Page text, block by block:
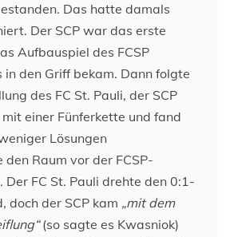
Das hatte damals
Der SCP war das erste
Aufbauspiel des FCSP
den Griff bekam. Dann folgte
des FC St. Pauli, der SCP
einer Fünferkette und fand
Lösungen
Raum vor der FCSP-
Der FC St. Pauli drehte den 0:1-
doch der SCP kam „mit dem
(so sagte es Kwasniok)